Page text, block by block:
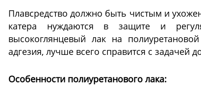
Плавсредство должно быть чистым и
катера нуждаются в защите и
высокоглянцевый лак на
адгезия, лучше всего справится с задачей
Особенности полиуретанового лака: